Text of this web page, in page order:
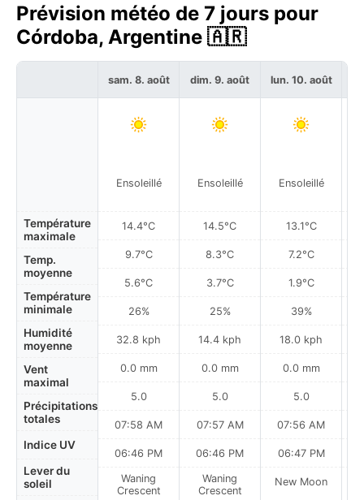
Prévision météo de 7 jours pour
Córdoba, Argentine 🇦🇷
Température
maximale
Temp.
moyenne
Température
minimale
Humidité
moyenne
Vent
maximal
Précipitations
totales
Indice UV
Lever du
soleil
sam. 8. août
Ensoleillé
14.4°C
9.7°C
5.6°C
26%
32.8 kph
0.0 mm
5.0
07:58 AM
06:46 PM
Waning
Crescent
dim. 9. août
Ensoleillé
14.5°C
8.3°C
3.7°C
25%
14.4 kph
0.0 mm
5.0
07:57 AM
06:46 PM
Waning
Crescent
lun. 10. août
Ensoleillé
13.1°C
7.2°C
1.9°C
39%
18.0 kph
0.0 mm
5.0
07:56 AM
06:47 PM
New Moon